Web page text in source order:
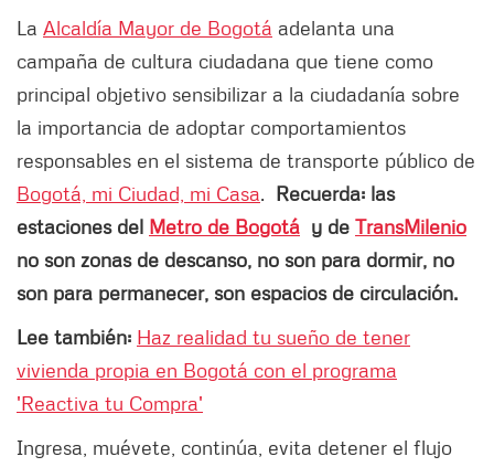
La Alcaldía Mayor de Bogotá adelanta una
campaña de cultura ciudadana que tiene como
principal objetivo sensibilizar a la ciudadanía sobre
la importancia de adoptar comportamientos
responsables en el sistema de transporte público de
Bogotá, mi Ciudad, mi Casa. Recuerda: las
estaciones del Metro de Bogotá y de TransMilenio
no son zonas de descanso, no son para dormir, no
son para permanecer, son espacios de circulación.
Lee también: Haz realidad tu sueño de tener
vivienda propia en Bogotá con el programa
'Reactiva tu Compra'
Ingresa, muévete, continúa, evita detener el flujo